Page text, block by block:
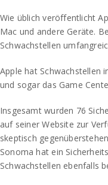
Wie üblich veröffentlicht
Mac und andere Geräte.
Schwachstellen
Apple hat Schwachstellen
und sogar das Game
Insgesamt wurden 76
auf seiner Website zur
skeptisch
Sonoma hat ein
Schwachstellen ebenfalls